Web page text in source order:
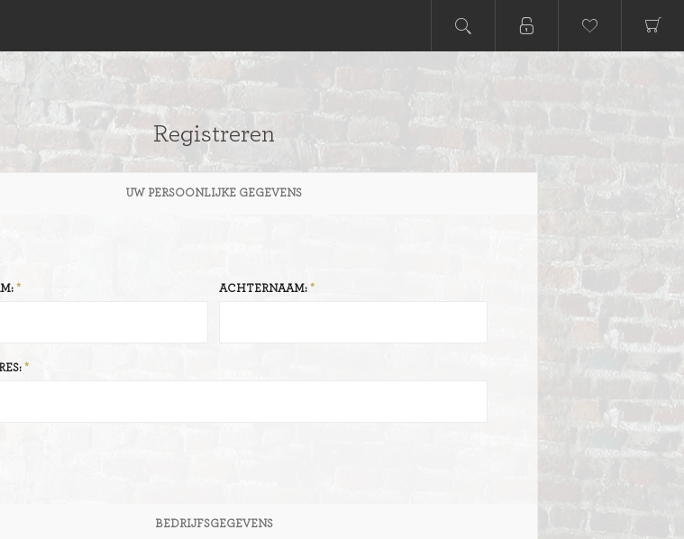
Registreren
UW PERSOONLIJKE GEGEVENS
ACHTERNAAM:
BEDRIJFSGEGEVENS